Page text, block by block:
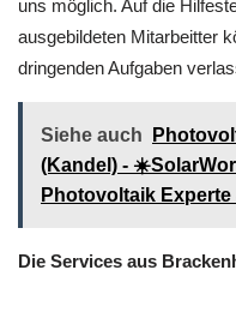
uns möglich. Auf die
ausgebildeten Mitarbeitter
dringenden Aufgaben
Siehe auch
(Kandel) -
Photovoltaik Experte
Die Services aus